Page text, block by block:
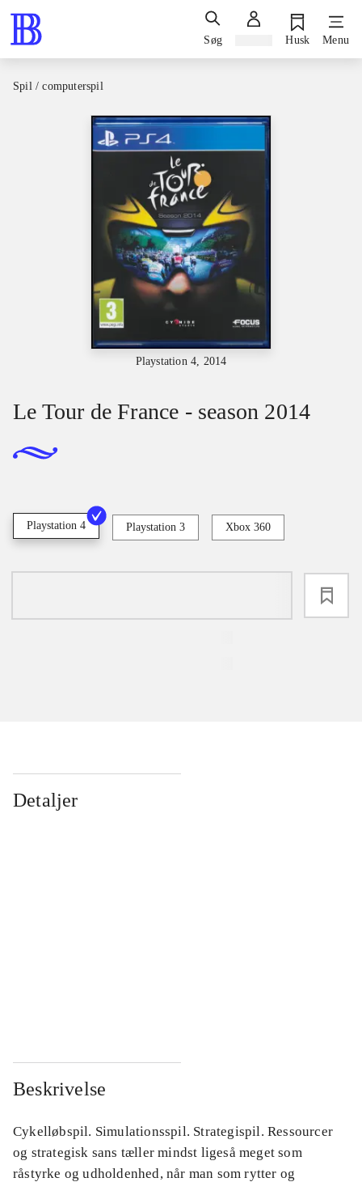
Søg Husk Menu
Spil / computerspil
Playstation 4, 2014
Le Tour de France - season 2014
Playstation 4 Playstation 3 Xbox 360
Detaljer
Beskrivelse
Cykelløbspil. Simulationsspil. Strategispil. Ressourcer
og strategisk sans tæller mindst ligeså meget som
råstyrke og udholdenhed, når man som rytter og